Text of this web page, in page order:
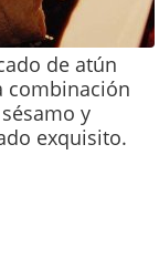
de atún
combinación
y
exquisito.